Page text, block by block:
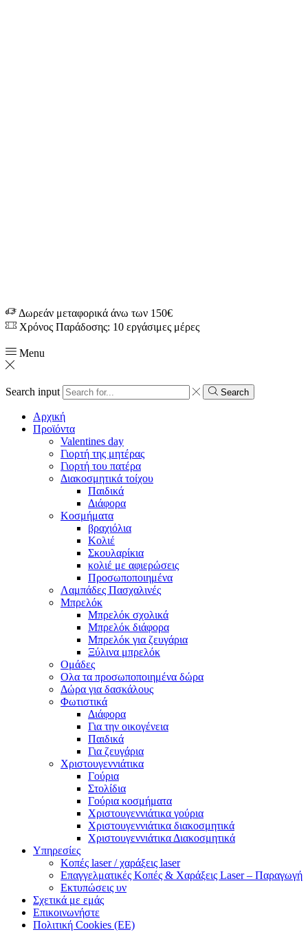
Δωρεάν μεταφορικά άνω των 150€
Χρόνος Παράδοσης: 10 εργάσιμες μέρες
Menu
Search input Search
Αρχική
Προϊόντα
Valentines day
Γιορτή της μητέρας
Γιορτή του πατέρα
Διακοσμητικά τοίχου
Παιδικά
Διάφορα
Κοσμήματα
βραχιόλια
Kολιέ
Σκουλαρίκια
κολιέ με αφιερώσεις
Προσωποποιημένα
Λαμπάδες Πασχαλινές
Μπρελόκ
Μπρελόκ σχολικά
Μπρελόκ διάφορα
Μπρελόκ για ζευγάρια
Ξύλινα μπρελόκ
Ομάδες
Ολα τα προσωποποιημένα δώρα
Δώρα για δασκάλους
Φωτιστικά
Διάφορα
Για την οικογένεια
Παιδικά
Για ζευγάρια
Χριστουγεννιάτικα
Γούρια
Στολίδια
Γούρια κοσμήματα
Χριστουγεννιάτικα γούρια
Χριστουγεννιάτικα διακοσμητικά
Χριστουγεννιάτικα Διακοσμητικά
Υπηρεσίες
Κοπές laser / χαράξεις laser
Επαγγελματικές Κοπές & Χαράξεις Laser – Παραγωγή
Εκτυπώσεις υν
Σχετικά με εμάς
Επικοινωνήστε
Πολιτική Cookies (ΕΕ)